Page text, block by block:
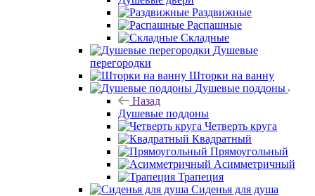
Раздвижные
Распашные
Складные
Душевые
перегородки
Шторки на ванну
Душевые поддоны
Назад
Душевые поддоны
Четверть круга
Квадратный
Прямоугольный
Асимметричный
Трапеция
Сиденья для душа